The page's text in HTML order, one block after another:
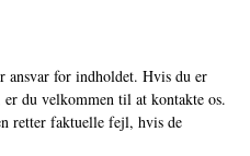
ansvar for indholdet. Hvis du er
du velkommen til at kontakte os.
retter faktuelle fejl, hvis de